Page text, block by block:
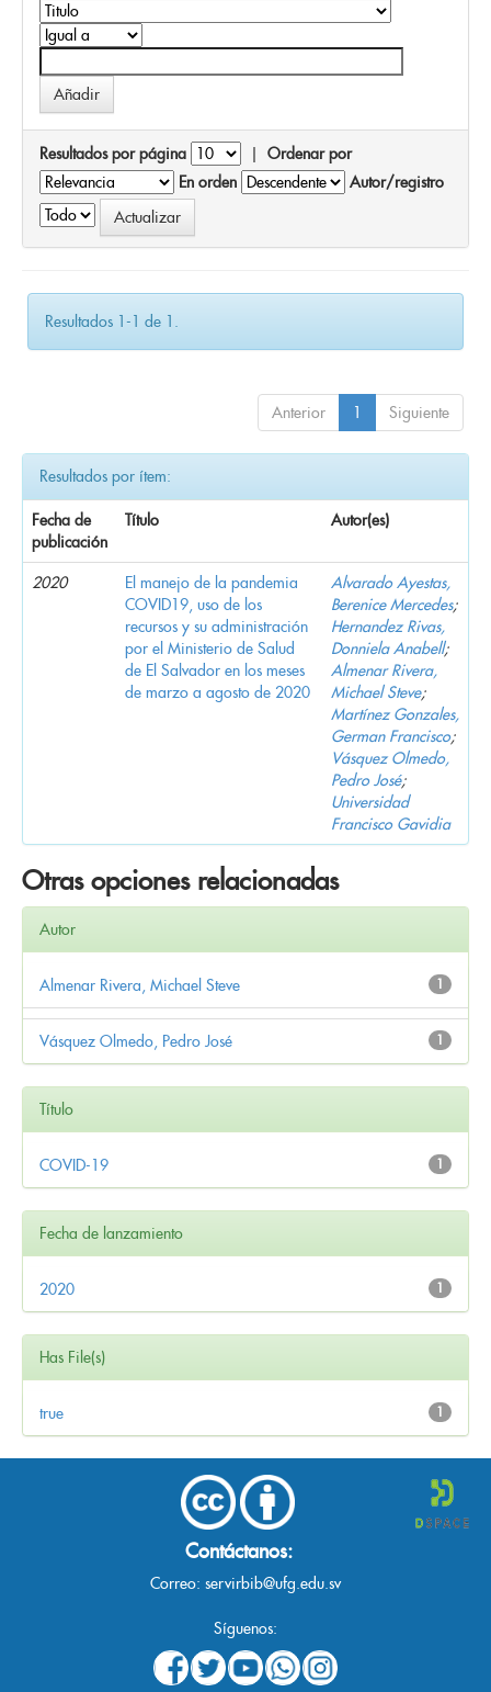
Resultados por página | Ordenar por
En orden
Autor/registro
Resultados 1-1 de 1.
Anterior 1 Siguiente
Resultados por ítem:
Fecha de
publicación
Título Autor(es)
2020
El manejo de la pandemia
COVID19, uso de los
recursos y su administración
por el Ministerio de Salud
de El Salvador en los meses
de marzo a agosto de 2020
Alvarado Ayestas,
Berenice Mercedes;
Hernandez Rivas,
Donniela Anabell;
Almenar Rivera,
Michael Steve;
Martínez Gonzales,
German Francisco;
Vásquez Olmedo,
Pedro José;
Universidad
Francisco Gavidia
Otras opciones relacionadas
Autor
1
Almenar Rivera, Michael Steve
1
Vásquez Olmedo, Pedro José
Título
1
COVID-19
Fecha de lanzamiento
1
2020
Has File(s)
1
true
Contáctanos:
Correo: servirbib@ufg.edu.sv
Síguenos: